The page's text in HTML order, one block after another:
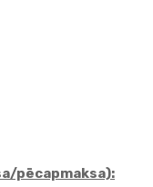
pēcapmaksa):